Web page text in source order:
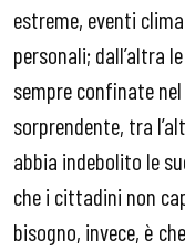
estreme, eventi
personali; dall’altra
sempre confinate
sorprendente, tra
abbia indebolito le
che i cittadini non
bisogno, invece, è